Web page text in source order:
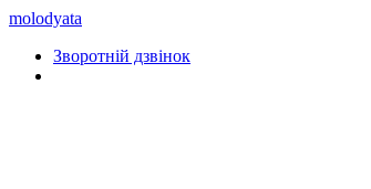
molodyata
Зворотній дзвінок